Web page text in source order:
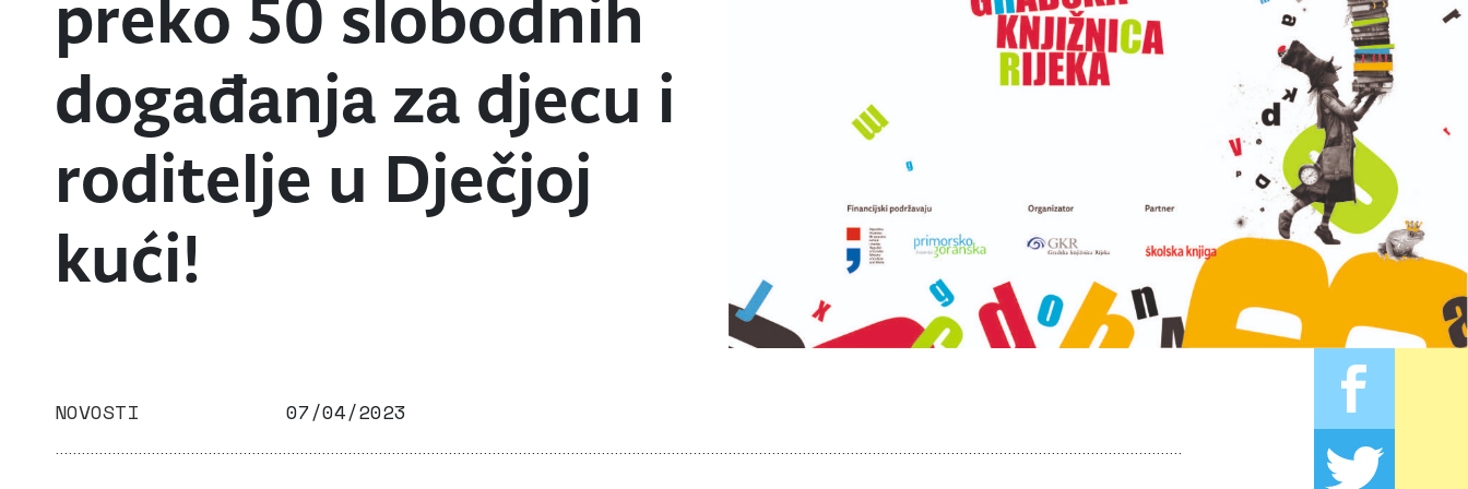
preko 50 slobodnih
događanja za djecu i
roditelje u Dječjoj
kući!
NOVOSTI 07/04/2023